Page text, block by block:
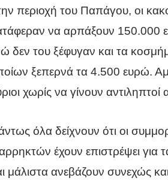
περιοχή του Παπάγου, οι
να αρπάξουν 150.000
δεν του ξέφυγαν και τα
ξεπερνά τα 4.500 ευρώ.
χωρίς να γίνουν
όλα δείχνουν ότι οι
έχουν επιστρέψει για
μάλιστα ανεβάζουν συνεχώς